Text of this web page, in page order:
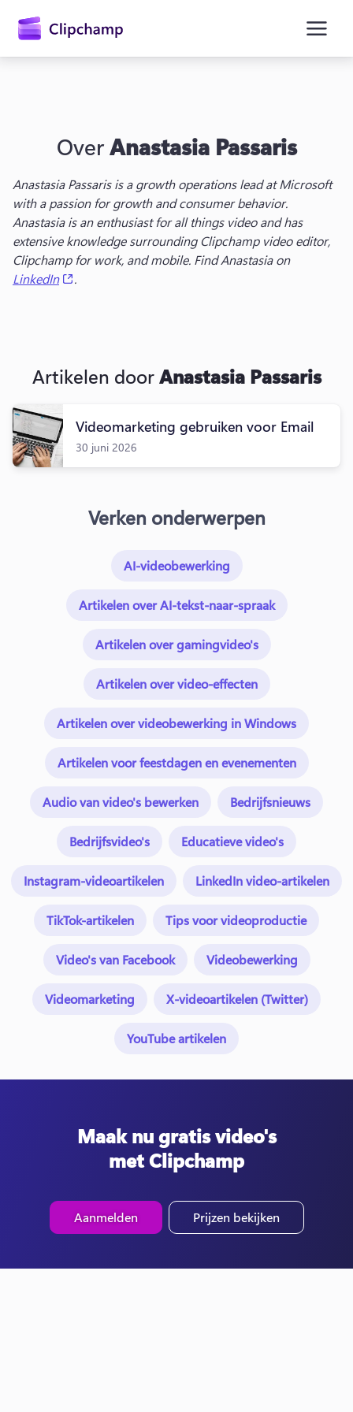
OverAnastasia Passaris
Anastasia Passaris is a growth operations lead at Microsoft
with a passion for growth and consumer behavior.
Anastasia is an enthusiast for all things video and has
extensive knowledge surrounding Clipchamp video editor,
Clipchamp for work, and mobile. Find Anastasia on
LinkedIn
.
Artikelen doorAnastasia Passaris
Videomarketing gebruiken voor Email
30 juni 2026
Verken onderwerpen
AI-videobewerking
Artikelen over AI-tekst-naar-spraak
Artikelen over gamingvideo's
Artikelen over video-effecten
Artikelen over videobewerking in Windows
Artikelen voor feestdagen en evenementen
Audio van video's bewerken Bedrijfsnieuws
Bedrijfsvideo's Educatieve video's
Instagram-videoartikelen LinkedIn video-artikelen
TikTok-artikelen Tips voor videoproductie
Video's van Facebook Videobewerking
Videomarketing X-videoartikelen (Twitter)
YouTube artikelen
Maak nu gratis video's
met Clipchamp
Aanmelden Prijzen bekijken